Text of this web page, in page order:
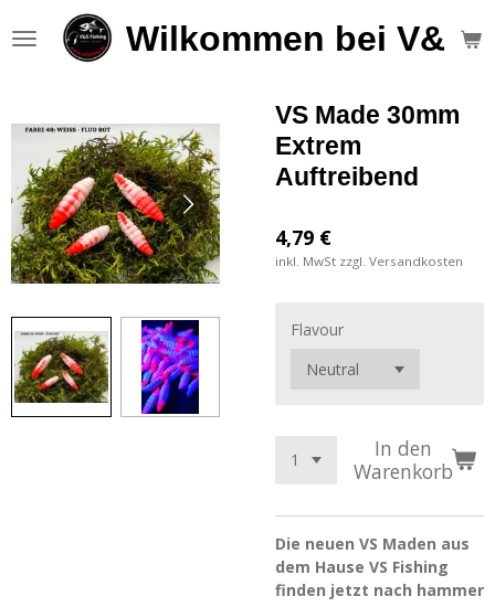
Hauptinhalt
Wilkommen bei V&S
VS Made 30mm
Extrem
Auftreibend
4,79 €
inkl. MwSt zzgl. Versandkosten
Flavour
In den
Warenkorb
Die neuen VS Maden aus
dem Hause VS Fishing
finden jetzt nach hammer